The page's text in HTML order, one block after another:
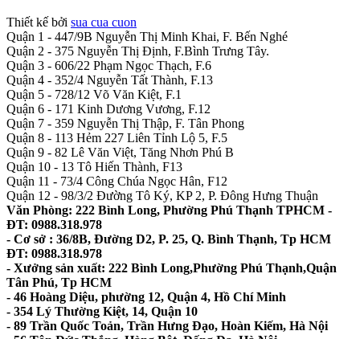
Thiết kế bởi sua cua cuon
Quận 1 - 447/9B Nguyễn Thị Minh Khai, F. Bến Nghé
Quận 2 - 375 Nguyễn Thị Định, F.Bình Trưng Tây.
Quận 3 - 606/22 Phạm Ngọc Thạch, F.6
Quận 4 - 352/4 Nguyễn Tất Thành, F.13
Quận 5 - 728/12 Võ Văn Kiệt, F.1
Quận 6 - 171 Kinh Dương Vương, F.12
Quận 7 - 359 Nguyễn Thị Thập, F. Tân Phong
Quận 8 - 113 Hẻm 227 Liên Tỉnh Lộ 5, F.5
Quận 9 - 82 Lê Văn Việt, Tăng Nhơn Phú B
Quận 10 - 13 Tô Hiến Thành, F13
Quận 11 - 73/4 Công Chúa Ngọc Hân, F12
Quận 12 - 98/3/2 Đường Tô Ký, KP 2, P. Đông Hưng Thuận
Văn Phòng: 222 Bình Long, Phường Phú Thạnh TPHCM -
ĐT: 0988.318.978
- Cơ sở : 36/8B, Đường D2, P. 25, Q. Bình Thạnh, Tp HCM
ĐT: 0988.318.978
- Xưởng sản xuất: 222 Bình Long,Phường Phú Thạnh,Quận
Tân Phú, Tp HCM
- 46 Hoàng Diệu, phường 12, Quận 4, Hồ Chí Minh
- 354 Lý Thường Kiệt, 14, Quận 10
- 89 Trần Quốc Toản, Trần Hưng Đạo, Hoàn Kiếm, Hà Nội